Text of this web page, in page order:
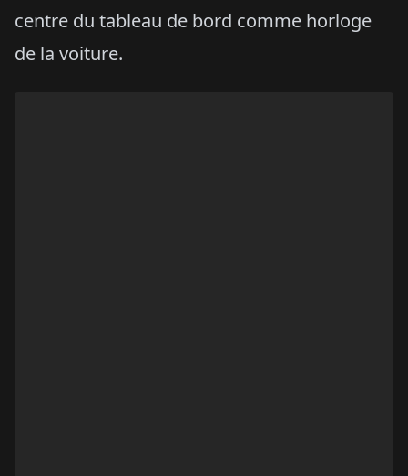
centre du tableau de bord comme horloge
de la voiture.